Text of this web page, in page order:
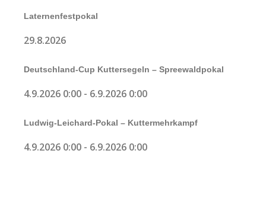
Laternenfestpokal
29.8.2026
Deutschland-Cup Kuttersegeln – Spreewaldpokal
4.9.2026 0:00 - 6.9.2026 0:00
Ludwig-Leichard-Pokal – Kuttermehrkampf
4.9.2026 0:00 - 6.9.2026 0:00